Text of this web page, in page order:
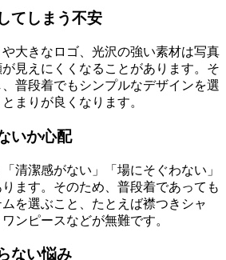
てしまう不安
大きなロゴ、光沢の強い素材は写真
見えにくくなることがあります。そ
普段着でもシンプルなデザインを選
まりが良くなります。
いか心配
清潔感がない」「場にそぐわない」
ます。そのため、普段着であっても
を選ぶこと、たとえば襟つきシャ
ンピースなどが無難です。
ない悩み